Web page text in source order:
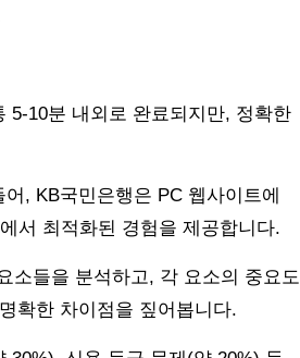
5-10분 내외로 완료되지만, 정확한
, KB국민은행은 PC 웹사이트에
서 최적화된 경험을 제공합니다.
소들을 분석하고, 각 요소의 중요도
확한 차이점을 짚어봅니다.